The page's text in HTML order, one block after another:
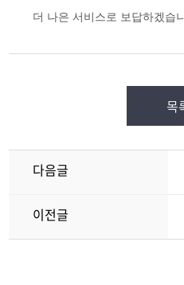
더 나은 서비스로 보답하겠습
목
다음글
이전글